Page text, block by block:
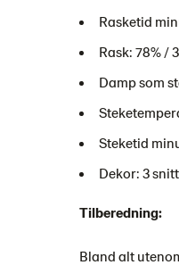
Rasketid
Rask: 78% /
Damp som
Steketid
Dekor: 3 snitt
Tilberedning:
Bland alt